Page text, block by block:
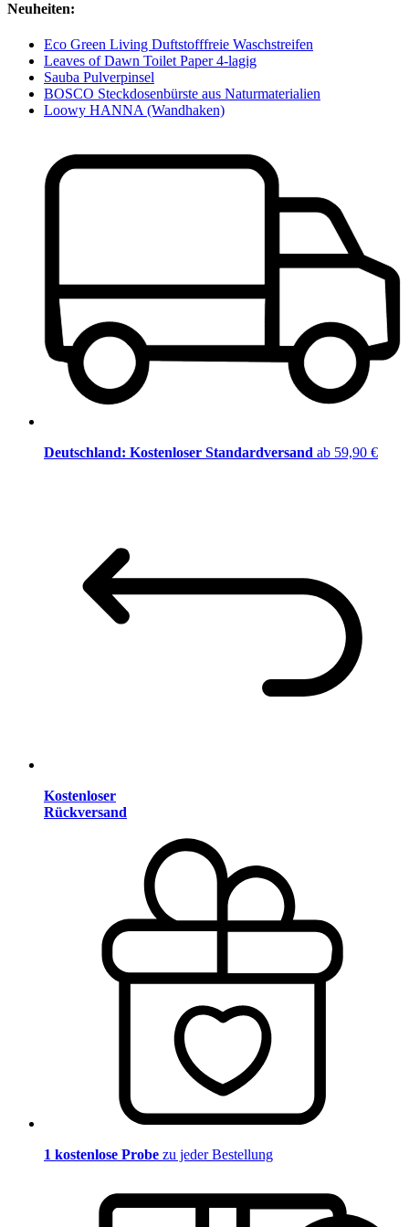
Neuheiten:
Eco Green Living Duftstofffreie Waschstreifen
Leaves of Dawn Toilet Paper 4-lagig
Sauba Pulverpinsel
BOSCO Steckdosenbürste aus Naturmaterialien
Loowy HANNA (Wandhaken)
Deutschland: Kostenloser Standardversand ab 59,90 €
Kostenloser
Rückversand
1 kostenlose Probe zu jeder Bestellung